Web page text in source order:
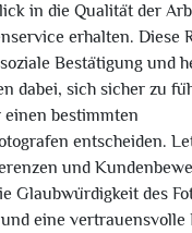
in die Qualität der
erhalten. Diese
Bestätigung und
dabei, sich sicher zu
einen bestimmten
entscheiden.
und
Glaubwürdigkeit des
eine vertrauensvolle